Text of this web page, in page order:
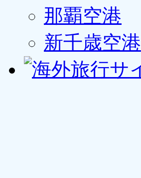
那覇空港
新千歳空港